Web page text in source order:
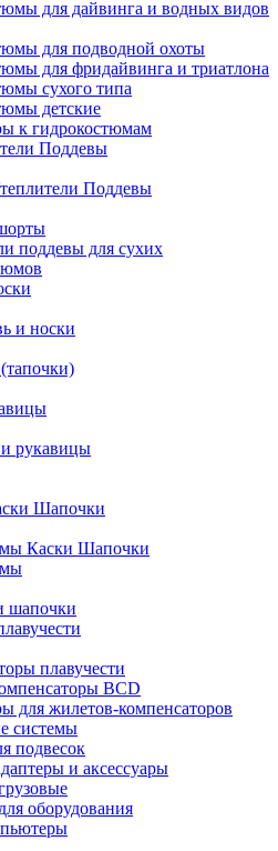
для дайвинга и водных видов
для подводной охоты
для фридайвинга и триатлона
сухого типа
детские
к гидрокостюмам
Поддевы
Поддевы
поддевы для сухих
и носки
рукавицы
Шапочки
Каски Шапочки
шапочки
плавучести
BCD
для жилетов-компенсаторов
системы
подвесок
и аксессуары
оборудования